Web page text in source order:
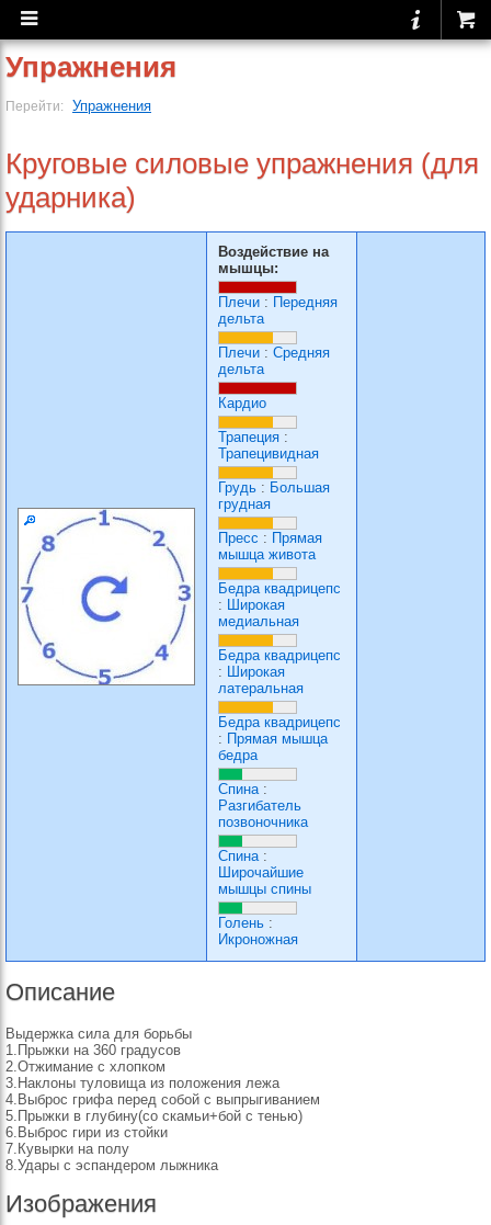
Упражнения
Перейти: Упражнения
Круговые силовые упражнения (для
ударника)
Воздействие на
мышцы:
Плечи : Передняя
дельта
Плечи : Средняя
дельта
Кардио
Трапеция :
Трапецивидная
Грудь : Большая
грудная
Пресс : Прямая
мышца живота
Бедра квадрицепс
: Широкая
медиальная
Бедра квадрицепс
: Широкая
латеральная
Бедра квадрицепс
: Прямая мышца
бедра
Спина:
Разгибатель
позвоночника
Спина:
Широчайшие
мышцы спины
Голень :
Икроножная
Описание
Выдержка сила для борьбы
1.Прыжки на 360 градусов
2.Отжимание с хлопком
3.Наклоны туловища из положения лежа
4.Выброс грифа перед собой с выпрыгиванием
5.Прыжки в глубину(со скамьи+бой с тенью)
6.Выброс гири из стойки
7.Кувырки на полу
8.Удары с эспандером лыжника
Изображения